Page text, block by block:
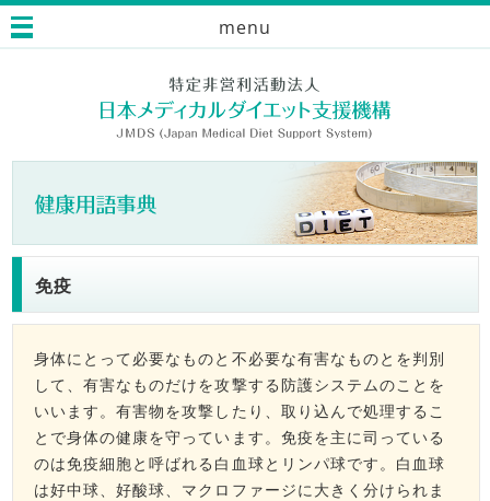
menu
免疫
身体にとって必要なものと不必要な有害なものとを判別
して、有害なものだけを攻撃する防護システムのことを
いいます。有害物を攻撃したり、取り込んで処理するこ
とで身体の健康を守っています。免疫を主に司っている
のは免疫細胞と呼ばれる白血球とリンパ球です。白血球
は好中球、好酸球、マクロファージに大きく分けられま